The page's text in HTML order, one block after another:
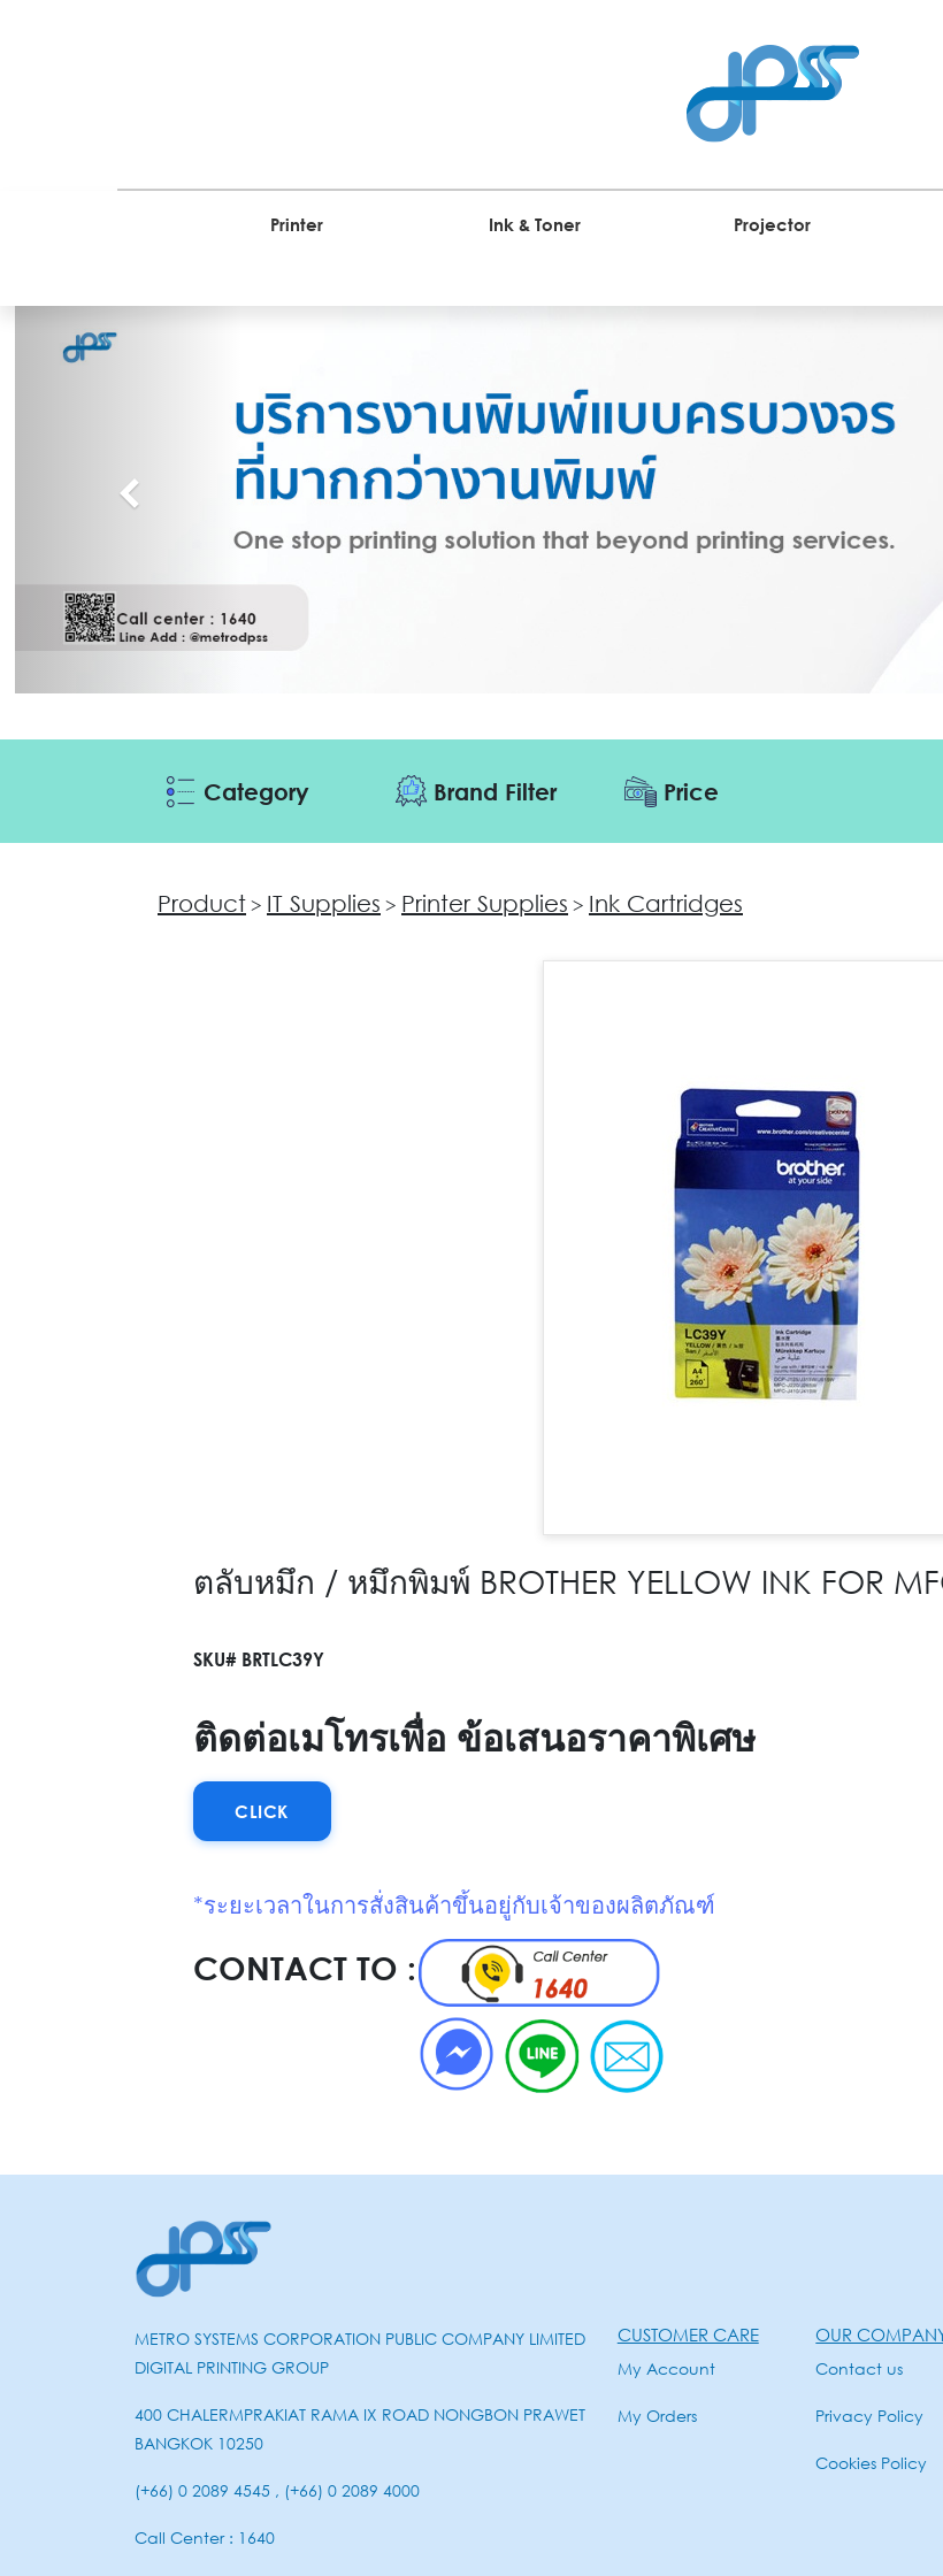
Printer Ink & Toner Projector
Category Brand Filter Price
Product > IT Supplies > Printer Supplies > Ink Cartridges
ตลับหมึก / หมึกพิมพ์ BROTHER YELLOW INK FOR
SKU# BRTLC39Y
ติดต่อเมโทรเพื่อ ข้อเสนอราคาพิเศษ
CLICK
*ระยะเวลาในการสั่งสินค้าขึ้นอยู่กับเจ้าของผลิตภัณฑ์
CONTACT TO :
METRO SYSTEMS CORPORATION PUBLIC COMPANY LIMITED
DIGITAL PRINTING GROUP
400 CHALERMPRAKIAT RAMA IX ROAD NONGBON PRAWET
BANGKOK 10250
(+66) 0 2089 4545 , (+66) 0 2089 4000
Call Center : 1640
CUSTOMER CARE
My Account
My Orders
OUR
Contact us
Privacy Policy
Cookies Policy